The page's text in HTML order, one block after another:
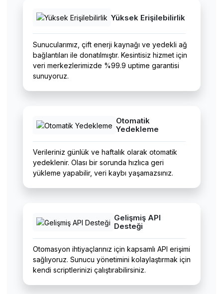
Yüksek Erişilebilirlik
Sunucularımız, çift enerji kaynağı ve yedekli ağ
bağlantıları ile donatılmıştır. Kesintisiz hizmet için
veri merkezlerimizde %99.9 uptime garantisi
sunuyoruz.
Otomatik
Yedekleme
Verileriniz günlük ve haftalık olarak otomatik
yedeklenir. Olası bir sorunda hızlıca geri
yükleme yapabilir, veri kaybı yaşamazsınız.
Gelişmiş API
Desteği
Otomasyon ihtiyaçlarınız için kapsamlı API erişimi
sağlıyoruz. Sunucu yönetimini kolaylaştırmak için
kendi scriptlerinizi çalıştırabilirsiniz.